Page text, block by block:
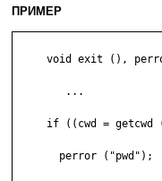
ПРИМЕР
void exit (),
        ...
if ((cwd = getcwd
       perror ("pwd");